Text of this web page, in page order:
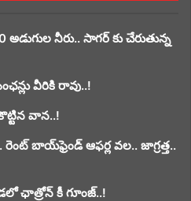
అడుగుల నీరు.. సాగర్ కు చేరుతున్న
వీరికి రావు..!
వాన..!
బాయ్‌ఫ్రెండ్ ఆఫర్ల వల.. జాగ్రత్త..
ఛాత్రోన్ కీ గూంజ్..!